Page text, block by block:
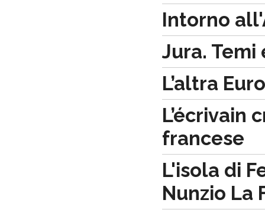
Intorno
Jura.
L’altra
L’écrivain
francese
L'isola di
Nunzio La